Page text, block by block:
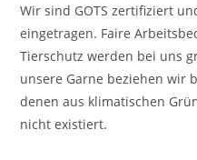
Wir sind GOTS zertifiziert
eingetragen. Faire
Tierschutz werden bei uns
unsere Garne beziehen wir
denen aus klimatischen
nicht existiert.